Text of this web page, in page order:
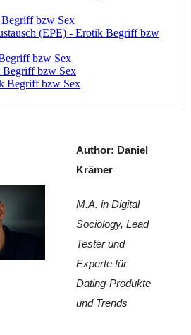
bzw Sex
(EPE) - Erotik Begriff bzw
bzw Sex
bzw Sex
Begriff bzw Sex
Author: Daniel
Krämer
M.A. in Digital
Sociology, Lead
Tester und
Experte für
Dating-Produkte
und Trends